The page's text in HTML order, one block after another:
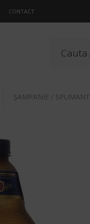
CONTACT
ŞAMPANIE / SPUMANT